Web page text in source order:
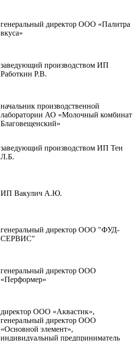
генеральный директор ООО «Палитра
вкуса»
заведующий производством ИП
Работкин Р.В.
начальник производственной
лаборатории АО «Молочный комбинат
Благовещенский»
заведующий производством ИП Тен
Л.Б.
ИП Вакулич А.Ю.
генеральный директор ООО "ФУД-
СЕРВИС"
генеральный директор ООО
«Перформер»
директор ООО «Аквастик»,
генеральный директор ООО
«Основной элемент»,
индивидуальный предприниматель